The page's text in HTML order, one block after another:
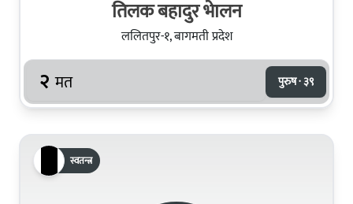
तिलक बहादुर भेालन
ललितपुर-१, बागमती प्रदेश
२ मत पुरुष · ३९
स्वतन्त्र